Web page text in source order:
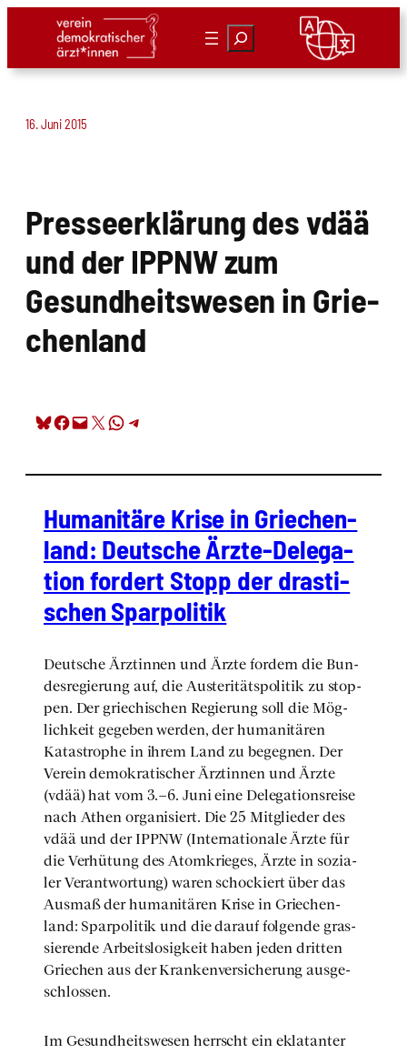
springen
Suchen
16. Juni 2015
Pres­se­er­klä­rung des vdää
und der IPPNW zum
Gesund­heits­we­sen in Grie­
chen­land
Share on Bluesky Share on Facebook Email this Page Share on X Share on WhatsApp Share on Telegram
Huma­ni­tä­re Kri­se in Grie­chen­
land: Deut­sche Ärz­te-Dele­ga­
ti­on for­dert Stopp der dras­ti­
schen Spar­po­li­tik
Deut­sche Ärz­tin­nen und Ärz­te for­dern die Bun­
des­re­gie­rung auf, die Austeri­täts­po­li­tik zu stop­
pen. Der grie­chi­schen Regie­rung soll die Mög­
lich­keit gege­ben wer­den, der huma­ni­tä­ren
Kata­stro­phe in ihrem Land zu begeg­nen. Der
Ver­ein demo­kra­ti­scher Ärz­tin­nen und Ärz­te
(vdää) hat vom 3.–6. Juni eine Dele­ga­ti­ons­rei­se
nach Athen orga­ni­siert. Die 25 Mit­glie­der des
vdää und der IPPNW (Inter­na­tio­na­le Ärz­te für
die Ver­hü­tung des Atom­krie­ges, Ärz­te in sozia­
ler Ver­ant­wor­tung) waren scho­ckiert über das
Aus­maß der huma­ni­tä­ren Kri­se in Grie­chen­
land: Spar­po­li­tik und die dar­auf fol­gen­de gras­
sie­ren­de Arbeits­lo­sig­keit haben jeden drit­ten
Grie­chen aus der Kran­ken­ver­si­che­rung aus­ge­
schlos­sen.
Im Gesund­heits­we­sen herrscht ein ekla­tan­ter